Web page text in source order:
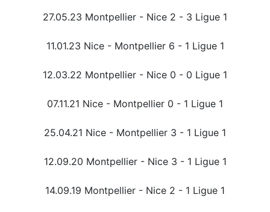
27.05.23 Montpellier - Nice 2 - 3 Ligue 1
11.01.23 Nice - Montpellier 6 - 1 Ligue 1
12.03.22 Montpellier - Nice 0 - 0 Ligue 1
07.11.21 Nice - Montpellier 0 - 1 Ligue 1
25.04.21 Nice - Montpellier 3 - 1 Ligue 1
12.09.20 Montpellier - Nice 3 - 1 Ligue 1
14.09.19 Montpellier - Nice 2 - 1 Ligue 1